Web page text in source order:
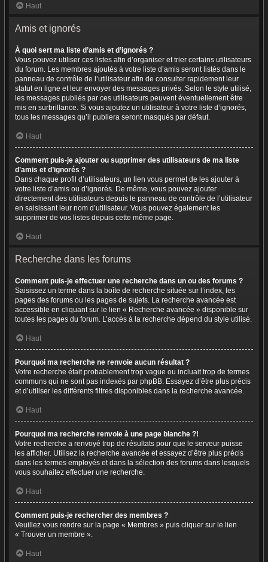
Haut
Amis et ignorés
À quoi sert ma liste d’amis et d’ignorés ?
Vous pouvez utiliser ces listes afin d’organiser et trier certains utilisateurs
du forum. Les membres ajoutés à votre liste d’amis seront listés dans le
panneau de contrôle de l’utilisateur afin de consulter rapidement leur
statut en ligne et leur envoyer des messages privés. Selon le style utilisé,
les messages publiés par ces utilisateurs peuvent éventuellement être
mis en surbrillance. Si vous ajoutez un utilisateur à votre liste d’ignorés,
tous les messages qu’il publiera seront masqués par défaut.
Haut
Comment puis-je ajouter ou supprimer des utilisateurs de ma liste
d’amis et d’ignorés ?
Dans chaque profil d’utilisateurs, un lien vous permet de les ajouter à
votre liste d’amis ou d’ignorés. De même, vous pouvez ajouter
directement des utilisateurs depuis le panneau de contrôle de l’utilisateur
en saisissant leur nom d’utilisateur. Vous pouvez également les
supprimer de vos listes depuis cette même page.
Haut
Recherche dans les forums
Comment puis-je effectuer une recherche dans un ou des forums ?
Saisissez un terme dans la boîte de recherche située sur l’index, les
pages des forums ou les pages de sujets. La recherche avancée est
accessible en cliquant sur le lien « Recherche avancée » disponible sur
toutes les pages du forum. L’accès à la recherche dépend du style utilisé.
Haut
Pourquoi ma recherche ne renvoie aucun résultat ?
Votre recherche était probablement trop vague ou incluait trop de termes
communs qui ne sont pas indexés par phpBB. Essayez d’être plus précis
et d’utiliser les différents filtres disponibles dans la recherche avancée.
Haut
Pourquoi ma recherche renvoie à une page blanche ?!
Votre recherche a renvoyé trop de résultats pour que le serveur puisse
les afficher. Utilisez la recherche avancée et essayez d’être plus précis
dans les termes employés et dans la sélection des forums dans lesquels
vous souhaitez effectuer une recherche.
Haut
Comment puis-je rechercher des membres ?
Veuillez vous rendre sur la page « Membres » puis cliquer sur le lien
« Trouver un membre ».
Haut